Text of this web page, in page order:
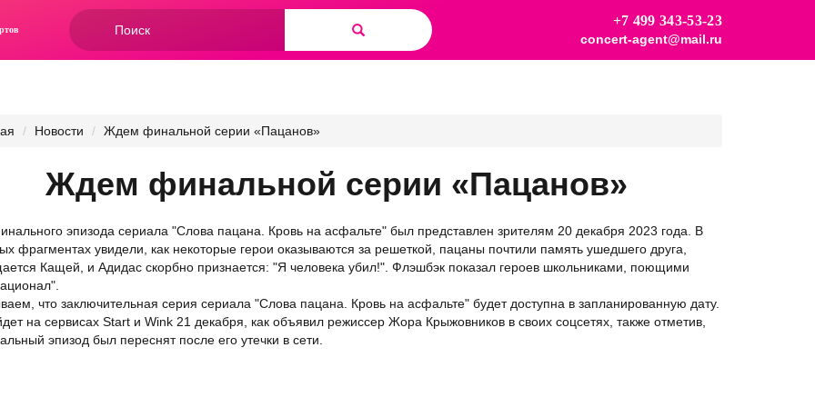
Форма
поиска
+7 499 343-53-23
concert-agent@mail.ru
Новости Ждем финальной серии «Пацанов»
Ждем финальной серии «Пацанов»
эпизода сериала "Слова пацана. Кровь на асфальте" был представлен зрителям 20 декабря 2023 года. В
фрагментах увидели, как некоторые герои оказываются за решеткой, пацаны почтили память ушедшего друга,
Кащей, и Адидас скорбно признается: "Я человека убил!". Флэшбэк показал героев школьниками, поющими
что заключительная серия сериала "Слова пацана. Кровь на асфальте" будет доступна в запланированную дату.
на сервисах Start и Wink 21 декабря, как объявил режиссер Жора Крыжовников в своих соцсетях, также отметив,
эпизод был переснят после его утечки в сети.